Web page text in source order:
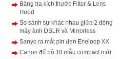
Bảng tra kích thước Filter & Lens
Hood
So sánh sự khác nhau giữa 2 dòng
máy ảnh DSLR và Mirrorless
Sanyo ra mắt pin đen Eneloop XX
Canon đổ bộ 10 mẫu compact mới